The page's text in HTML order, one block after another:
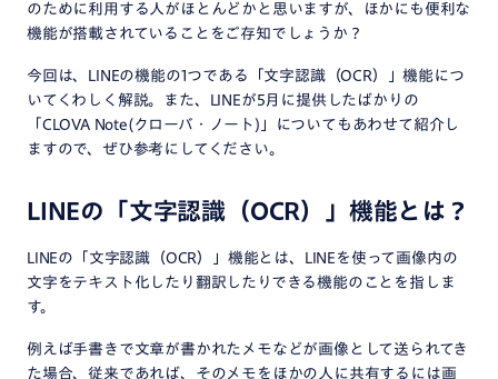
のために利用する人がほとんどかと思いますが、ほかにも便利な
機能が搭載されていることをご存知でしょうか？
今回は、LINEの機能の1つである「文字認識（OCR）」機能につ
いてくわしく解説。また、LINEが5月に提供したばかりの
「CLOVA Note(クローバ・ノート)」についてもあわせて紹介し
ますので、ぜひ参考にしてください。
LINEの「文字認識（OCR）」機能とは？
LINEの「文字認識（OCR）」機能とは、LINEを使って画像内の
文字をテキスト化したり翻訳したりできる機能のことを指しま
す。
例えば手書きで文章が書かれたメモなどが画像として送られてき
た場合、従来であれば、そのメモをほかの人に共有するには画